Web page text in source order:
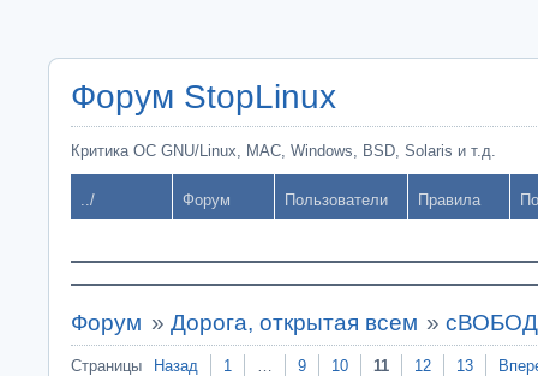
Форум StopLinux
Критика ОС GNU/Linux, MAC, Windows, BSD, Solaris и т.д.
../ Форум Пользователи Правила
Форум » Дорога, открытая всем »
Страницы Назад 1 … 9 10 11 12 13